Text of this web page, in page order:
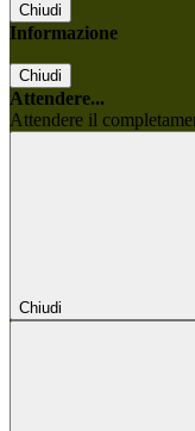
Chiudi
Informazione
Chiudi
Attendere...
Attendere il
Chiudi